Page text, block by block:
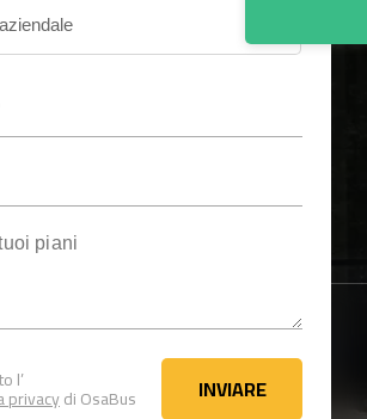
l’
privacydi OsaBus INVIARE